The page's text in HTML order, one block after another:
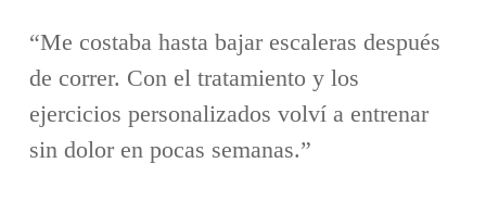
“Me costaba hasta bajar escaleras después
de correr. Con el tratamiento y los
ejercicios personalizados volví a entrenar
sin dolor en pocas semanas.”